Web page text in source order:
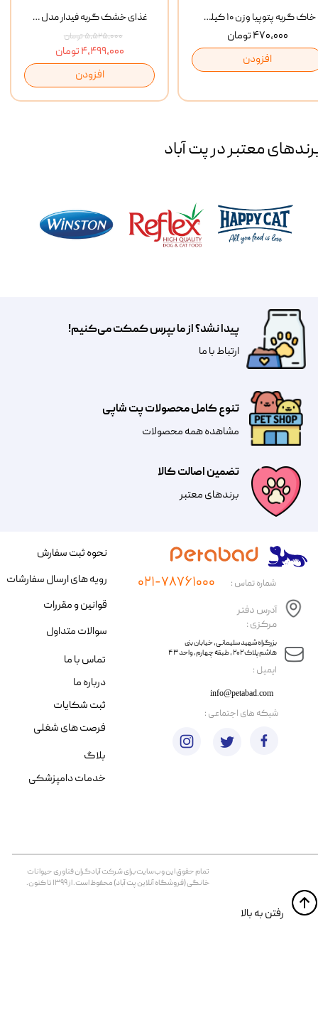
غذای خشک گربه فیدار مدل Adult وزن 10 کیلوگرم
۵,۵۲۵,۰۰۰ تومان
۴,۴۹۹,۰۰۰ تومان
افزودن
خاک گربه پتوپیا وزن ۱۰ کیلوگرم
۴۷۰,۰۰۰ تومان
افزودن
معتبر در پت آباد
تضمین اصالت کالا
​​برندهای معتبر​​​​​​​
تنوع کامل محصولات پت شاپی
مشاهده همه محصولات
پیدا نشد؟ از ما بپرس کمکت می‌کنیم!
​​​ارتباط با ما
​ایمیل :
آدرس دفتر
مرکزی :
info@petabad.com
​​بزرگراه شهید سلیمانی، خیابان بنی
هاشم پلاک ۲۰۲ ، طبقه چهارم، واحد ۴۳
شماره تماس : ۰۲۱-۷۸۷۶۱۰۰۰
تمام حقوق اين وب‌سايت برای شرکت آبادگران فناوری حیوانات
خانگی (فروشگاه آنلاین پت آباد) محفوظ است. از ۱۳۹۹ تا کنون.
​​رفتن به بالا
نحوه ثبت سفارش
رویه های ارسال سفارشات
قوانین و مقررات
سوالات متداول
تماس با ما
درباره ما
ثبت شکایات
فرصت های شغلی
​شبکه های اجتماعی :
بلاگ
خدمات دامپزشکی